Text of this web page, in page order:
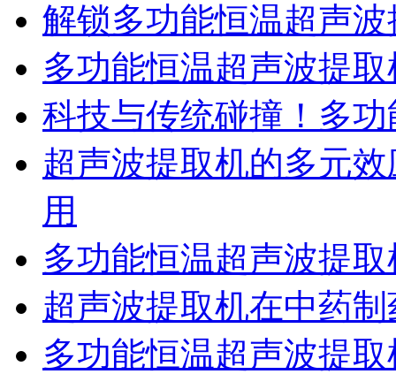
解锁多功能恒温超声
多功能恒温超声波提
科技与传统碰撞！多
超声波提取机的多元
用
多功能恒温超声波提
超声波提取机在中药
多功能恒温超声波提